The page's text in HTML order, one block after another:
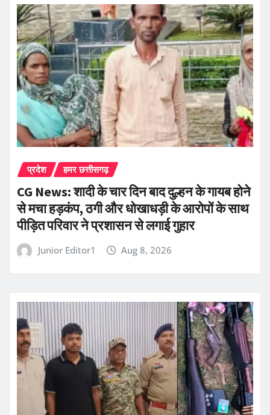
प्रदेश हमर छत्तीसगढ़
CG News: शादी के चार दिन बाद दुल्हन के गायब होने
से मचा हड़कंप, ठगी और धोखाधड़ी के आरोपों के साथ
पीड़ित परिवार ने प्रशासन से लगाई गुहार
Junior Editor1 Aug 8, 2026